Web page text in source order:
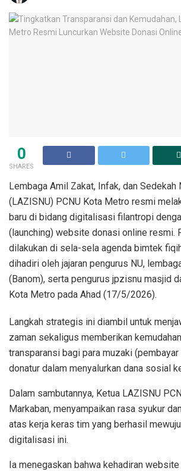
0
SHARES
Lembaga Amil Zakat, Infak, dan Sedekah
(LAZISNU) PCNU Kota Metro resmi
baru di bidang digitalisasi filantropi
(launching) website donasi online resmi.
dilakukan di sela-sela agenda bimtek
dihadiri oleh jajaran pengurus NU,
(Banom), serta pengurus jpzisnu masjid
Kota Metro pada Ahad (17/5/2026).
Langkah strategis ini diambil untuk
zaman sekaligus memberikan
transparansi bagi para muzaki (pembayar
donatur dalam menyalurkan dana sosial
Dalam sambutannya, Ketua LAZISNU
Markaban, menyampaikan rasa syukur
atas kerja keras tim yang berhasil
digitalisasi ini.
Ia menegaskan bahwa kehadiran